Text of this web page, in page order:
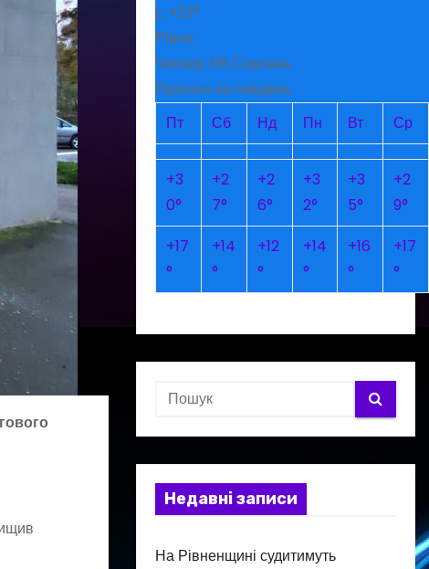
L: +23°
Рівне
Четвер, 06 Серпень
Прогноз на тиждень
Пт
Сб Нд Пн Вт Ср
+3
0°
+2
7°
+2
6°
+3
2°
+3
5°
+2
9°
+17
°
+14
°
+12
°
+14
°
+16
°
+17
°
Недавні записи
На Рівненщині судитимуть